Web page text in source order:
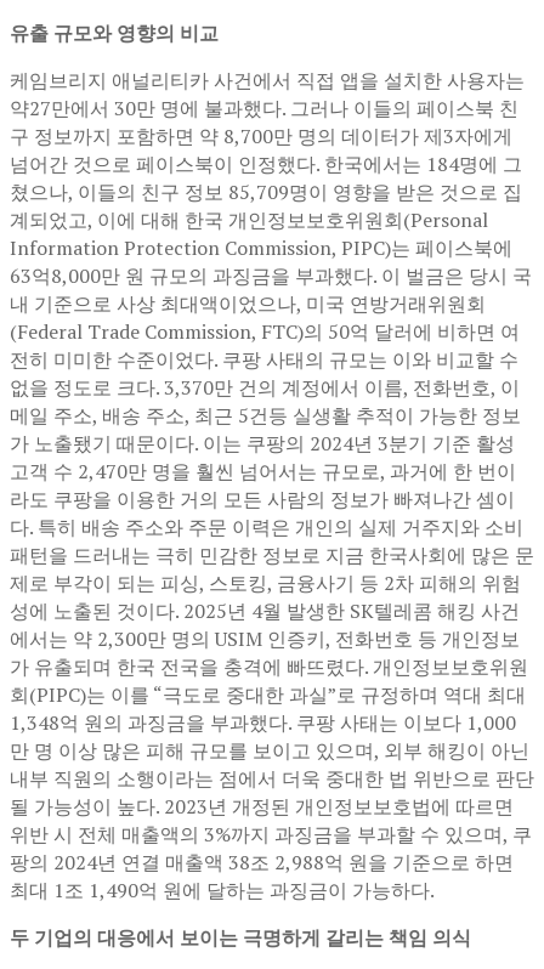
유출 규모와 영향의 비교
케임브리지 애널리티카 사건에서 직접 앱을 설치한 사용자는
약27만에서 30만 명에 불과했다. 그러나 이들의 페이스북 친
구 정보까지 포함하면 약 8,700만 명의 데이터가 제3자에게
넘어간 것으로 페이스북이 인정했다. 한국에서는 184명에 그
쳤으나, 이들의 친구 정보 85,709명이 영향을 받은 것으로 집
계되었고, 이에 대해 한국 개인정보보호위원회(Personal
Information Protection Commission, PIPC)는 페이스북에
63억8,000만 원 규모의 과징금을 부과했다. 이 벌금은 당시 국
내 기준으로 사상 최대액이었으나, 미국 연방거래위원회
(Federal Trade Commission, FTC)의 50억 달러에 비하면 여
전히 미미한 수준이었다. 쿠팡 사태의 규모는 이와 비교할 수
없을 정도로 크다. 3,370만 건의 계정에서 이름, 전화번호, 이
메일 주소, 배송 주소, 최근 5건등 실생활 추적이 가능한 정보
가 노출됐기 때문이다. 이는 쿠팡의 2024년 3분기 기준 활성
고객 수 2,470만 명을 훨씬 넘어서는 규모로, 과거에 한 번이
라도 쿠팡을 이용한 거의 모든 사람의 정보가 빠져나간 셈이
다. 특히 배송 주소와 주문 이력은 개인의 실제 거주지와 소비
패턴을 드러내는 극히 민감한 정보로 지금 한국사회에 많은 문
제로 부각이 되는 피싱, 스토킹, 금융사기 등 2차 피해의 위험
성에 노출된 것이다. 2025년 4월 발생한 SK텔레콤 해킹 사건
에서는 약 2,300만 명의 USIM 인증키, 전화번호 등 개인정보
가 유출되며 한국 전국을 충격에 빠뜨렸다. 개인정보보호위원
회(PIPC)는 이를 “극도로 중대한 과실”로 규정하며 역대 최대
1,348억 원의 과징금을 부과했다. 쿠팡 사태는 이보다 1,000
만 명 이상 많은 피해 규모를 보이고 있으며, 외부 해킹이 아닌
내부 직원의 소행이라는 점에서 더욱 중대한 법 위반으로 판단
될 가능성이 높다. 2023년 개정된 개인정보보호법에 따르면
위반 시 전체 매출액의 3%까지 과징금을 부과할 수 있으며, 쿠
팡의 2024년 연결 매출액 38조 2,988억 원을 기준으로 하면
최대 1조 1,490억 원에 달하는 과징금이 가능하다.
두 기업의 대응에서 보이는 극명하게 갈리는 책임 의식